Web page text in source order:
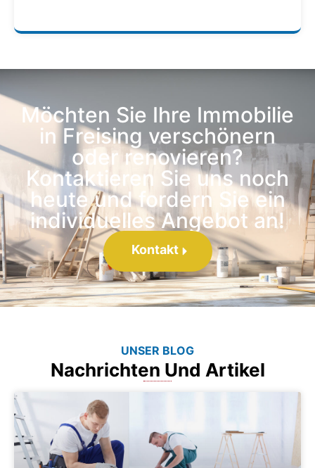
Möchten Sie Ihre Immobilie
in Freising verschönern
oder renovieren?
Kontaktieren Sie uns noch
heute und fordern Sie ein
individuelles Angebot an!
Kontakt
UNSER BLOG
Nachrichten Und Artikel